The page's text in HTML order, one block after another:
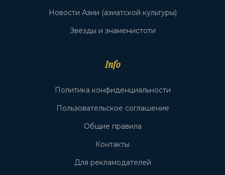
Новости Азии (азиатской культуры)
Звёзды и знаменистоти
Info
Политика конфиденциальности
Пользовательское соглашение
Общие правила
Контакты
Для рекламодателей